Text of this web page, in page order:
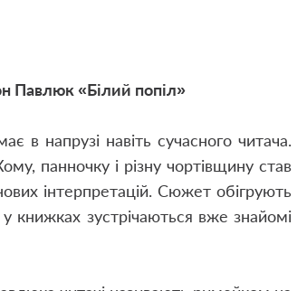
Павлюк «Білий попіл»
в напрузі навіть сучасного читача.
панночку і різну чортівщину став
інтерпретацій. Сюжет обігрують
книжках зустрічаються вже знайомі